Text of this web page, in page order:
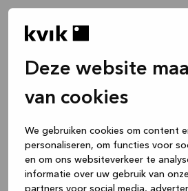
Deze website
van cookies
We gebruiken cookies om content
personaliseren, om functies voor
en om ons websiteverkeer te
informatie over uw gebruik van
partners voor social media,